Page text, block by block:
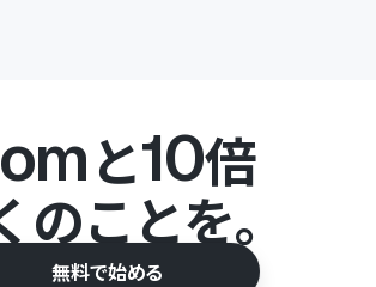
と10倍
のことを。
無料で始める